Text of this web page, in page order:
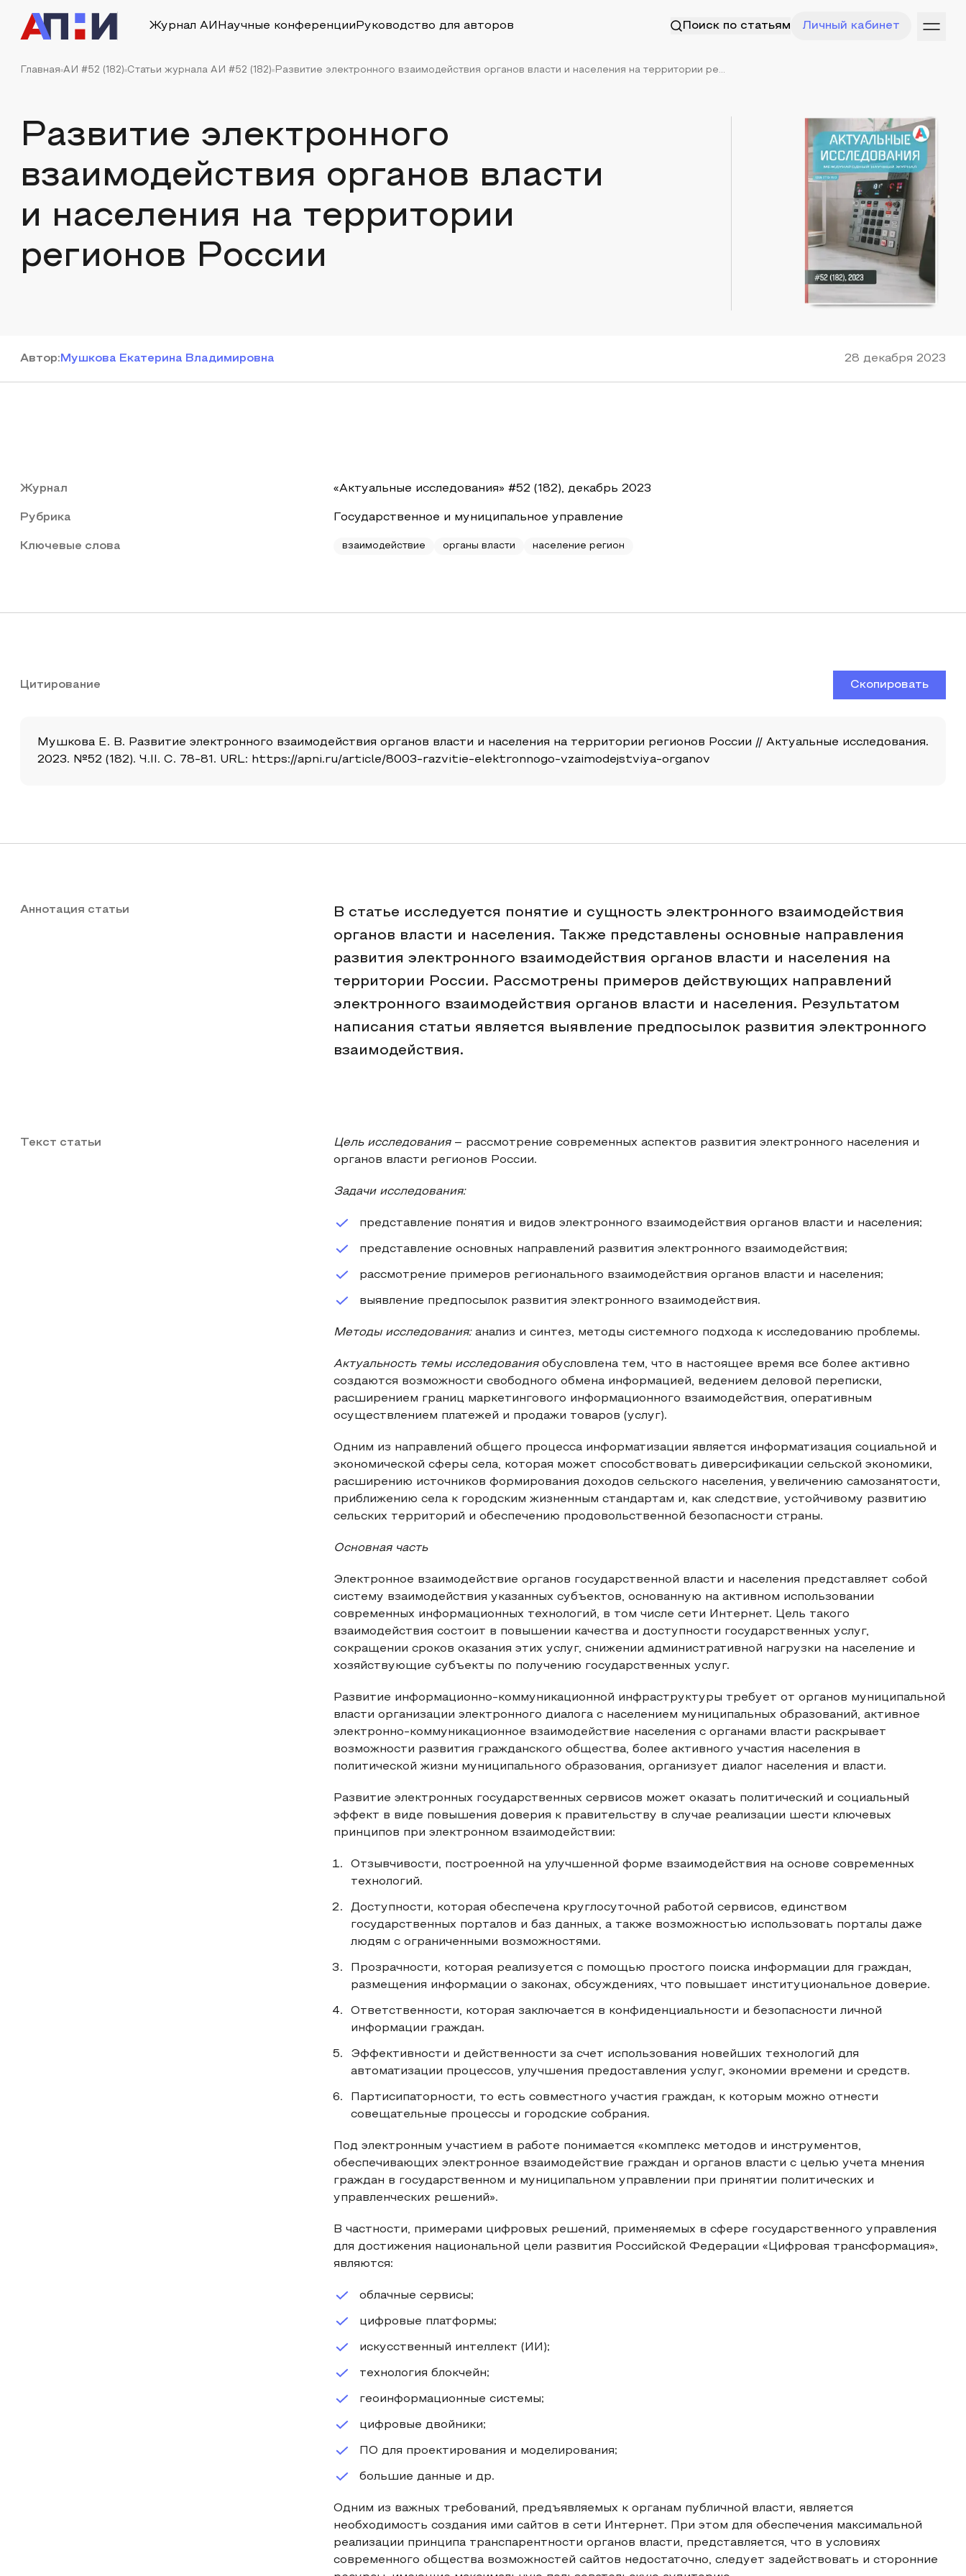
Журнал АИ Научные конференции Руководство для авторов Поиск по статьям Личный кабинет
Главная АИ #52 (182) Статьи журнала АИ #52 (182) Развитие электронного взаимодействия органов власти и населения на территории ре...
Развитие электронного
взаимодействия органов власти
и населения на территории
регионов России
Автор: Мушкова Екатерина Владимировна 28 декабря 2023
Журнал «Актуальные исследования» #52 (182), декабрь 2023
Рубрика Государственное и муниципальное управление
Ключевые слова взаимодействие органы власти население регион
Цитирование Скопировать
Мушкова Е. В. Развитие электронного взаимодействия органов власти и населения на территории регионов России // Актуальные исследования.
2023. №52 (182). Ч.II. С. 78-81. URL: https://apni.ru/article/8003-razvitie-elektronnogo-vzaimodejstviya-organov
Аннотация статьи
В статье исследуется понятие и сущность электронного взаимодействия
органов власти и населения. Также представлены основные направления
развития электронного взаимодействия органов власти и населения на
территории России. Рассмотрены примеров действующих направлений
электронного взаимодействия органов власти и населения. Результатом
написания статьи является выявление предпосылок развития электронного
взаимодействия.
Текст статьи Цель исследования– рассмотрение современных аспектов развития электронного населения и
органов власти регионов России.
Задачи исследования:
представление понятия и видов электронного взаимодействия органов власти и населения;
представление основных направлений развития электронного взаимодействия;
рассмотрение примеров регионального взаимодействия органов власти и населения;
выявление предпосылок развития электронного взаимодействия.
Методы исследования:анализ и синтез, методы системного подхода к исследованию проблемы.
Актуальность темы исследованияобусловлена тем, что в настоящее время все более активно
создаются возможности свободного обмена информацией, ведением деловой переписки,
расширением границ маркетингового информационного взаимодействия, оперативным
осуществлением платежей и продажи товаров (услуг).
Одним из направлений общего процесса информатизации является информатизация социальной и
экономической сферы села, которая может способствовать диверсификации сельской экономики,
расширению источников формирования доходов сельского населения, увеличению самозанятости,
приближению села к городским жизненным стандартам и, как следствие, устойчивому развитию
сельских территорий и обеспечению продовольственной безопасности страны.
Основная часть
Электронное взаимодействие органов государственной власти и населения представляет собой
систему взаимодействия указанных субъектов, основанную на активном использовании
современных информационных технологий, в том числе сети Интернет. Цель такого
взаимодействия состоит в повышении качества и доступности государственных услуг,
сокращении сроков оказания этих услуг, снижении административной нагрузки на население и
хозяйствующие субъекты по получению государственных услуг.
Развитие информационно-коммуникационной инфраструктуры требует от органов муниципальной
власти организации электронного диалога с населением муниципальных образований, активное
электронно-коммуникационное взаимодействие населения с органами власти раскрывает
возможности развития гражданского общества, более активного участия населения в
политической жизни муниципального образования, организует диалог населения и власти.
Развитие электронных государственных сервисов может оказать политический и социальный
эффект в виде повышения доверия к правительству в случае реализации шести ключевых
принципов при электронном взаимодействии:
Отзывчивости, построенной на улучшенной форме взаимодействия на основе современных
технологий.
Доступности, которая обеспечена круглосуточной работой сервисов, единством
государственных порталов и баз данных, а также возможностью использовать порталы даже
людям с ограниченными возможностями.
Прозрачности, которая реализуется с помощью простого поиска информации для граждан,
размещения информации о законах, обсуждениях, что повышает институциональное доверие.
Ответственности, которая заключается в конфиденциальности и безопасности личной
информации граждан.
Эффективности и действенности за счет использования новейших технологий для
автоматизации процессов, улучшения предоставления услуг, экономии времени и средств.
Партисипаторности, то есть совместного участия граждан, к которым можно отнести
совещательные процессы и городские собрания.
Под электронным участием в работе понимается «комплекс методов и инструментов,
обеспечивающих электронное взаимодействие граждан и органов власти с целью учета мнения
граждан в государственном и муниципальном управлении при принятии политических и
управленческих решений».
В частности, примерами цифровых решений, применяемых в сфере государственного управления
для достижения национальной цели развития Российской Федерации «Цифровая трансформация»,
являются:
облачные сервисы;
цифровые платформы;
искусственный интеллект (ИИ);
технология блокчейн;
геоинформационные системы;
цифровые двойники;
ПО для проектирования и моделирования;
большие данные и др.
Одним из важных требований, предъявляемых к органам публичной власти, является
необходимость создания ими сайтов в сети Интернет. При этом для обеспечения максимальной
реализации принципа транспарентности органов власти, представляется, что в условиях
современного общества возможностей сайтов недостаточно, следует задействовать и сторонние